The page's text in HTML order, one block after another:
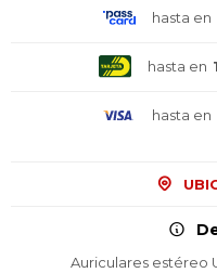
hasta en
hasta en
hasta en
Auriculares estéreo
¡Sumate a
¡Sumate a
¡Sumate a